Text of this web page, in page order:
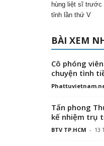
hùng liệt sĩ trước
tỉnh lần thứ V
BÀI XEM
Cô phóng
chuyện tình
Tấn phong
kế nhiệm trụ
BTV TP.HCM - 13